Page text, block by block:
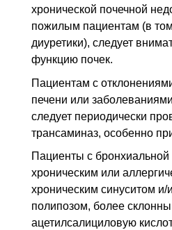
хронической почечной
пожилым пациентам (в
диуретики), следует
функцию почек.
Пациентам с
печени или
следует периодически
трансаминаз, особенно
Пациенты с бронхиальной
хроническим или
хроническим синуситом
полипозом, более
ацетилсалициловую